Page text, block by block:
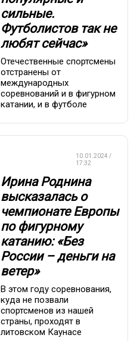
сильные.
Футболистов так не
любят сейчас»
Отечественные спортсмены
отстранены от
международных
соревнований и в фигурном
катании, и в футболе
10.01.2024 /
17:32
Ирина Роднина
высказалась о
чемпионате Европы
по фигурному
катанию: «Без
России – деньги на
ветер»
В этом году соревнования,
куда не позвали
спортсменов из нашей
страны, проходят в
литовском Каунасе